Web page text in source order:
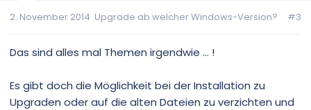
2. November 2014 Upgrade ab welcher Windows-Version? #3
Das sind alles mal Themen irgendwie ... !
Es gibt doch die Möglichkeit bei der Installation zu
Upgraden oder auf die alten Dateien zu verzichten und